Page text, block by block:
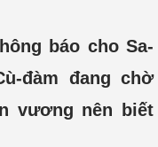
báo cho Sa-
đàm đang chờ
vương nên biết